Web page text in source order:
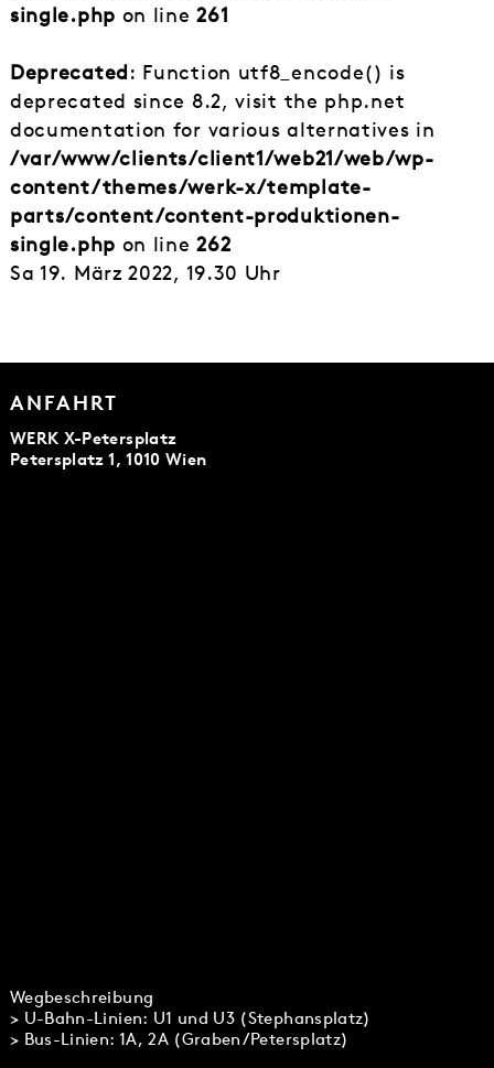
single.php on line261
Deprecated: Function utf8_encode() is
deprecated since 8.2, visit the php.net
documentation for various alternatives in
/var/www/clients/client1/web21/web/wp-
content/themes/werk-x/template-
parts/content/content-produktionen-
single.php on line262
Sa 19. März 2022, 19.30 Uhr
ANFAHRT
WERK X-Petersplatz
Petersplatz 1, 1010 Wien
Wegbeschreibung
> U-Bahn-Linien: U1 und U3 (Stephansplatz)
> Bus-Linien: 1A, 2A (Graben/Petersplatz)